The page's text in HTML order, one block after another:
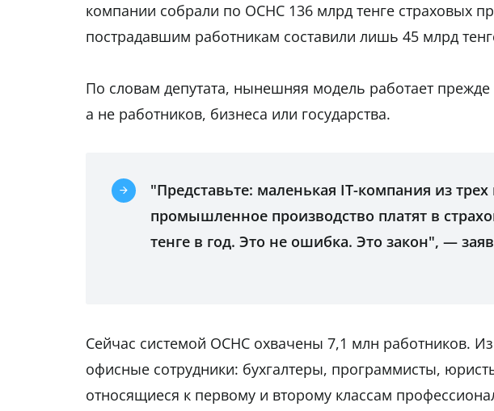
компании собрали по ОСНС 136 млрд тенге страховых
пострадавшим работникам составили лишь 45 млрд
По словам депутата, нынешняя модель работает прежде
а не работников, бизнеса или государства.
"Представьте: маленькая IT-компания из
промышленное производство платят в
тенге в год. Это не ошибка. Это закон", —
Сейчас системой ОСНС охвачены 7,1 млн работников.
офисные сотрудники: бухгалтеры, программисты,
относящиеся к первому и второму классам